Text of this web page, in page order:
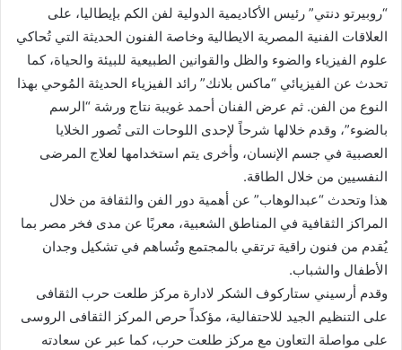
“روبيرتو دنتي” رئيس الأكاديمية الدولية لفن الكم بإيطاليا، على
العلاقات الفنية المصرية الايطالية وخاصة الفنون الحديثة التي تُحاكي
علوم الفيزياء والضوء والظل والقوانين الطبيعية للبيئة والحياة، كما
تحدث عن الفيزيائي “ماكس بلانك” رائد الفيزياء الحديثة المُوحي بهذا
النوع من الفن. ثم عرض الفنان أحمد غويبة نتاج ورشة “الرسم
بالضوء”، وقدم خلالها شرحاً لإحدى اللوحات التى تُصور الخلايا
العصبية في جسم الإنسان، وأخرى يتم استخدامها لعلاج المرضى
النفسيين من خلال الطاقة.
هذا وتحدث “عبدالوهاب” عن أهمية دور الفن والثقافة من خلال
المراكز الثقافية في المناطق الشعبية، معربًا عن مدى فخر مصر بما
يُقدم من فنون راقية ترتقي بالمجتمع وتُساهم في تشكيل وجدان
الأطفال والشباب.
وقدم أرسيني ستاركوف الشكر لادارة مركز طلعت حرب الثقافى
على التنظيم الجيد للاحتفالية، مؤكداً حرص المركز الثقافى الروسى
على مواصلة التعاون مع مركز طلعت حرب، كما عبر عن سعادته